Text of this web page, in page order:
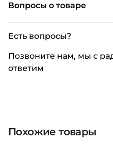
Вопросы о товаре
Есть вопросы?
Позвоните нам, мы с
ответим
Похожие товары